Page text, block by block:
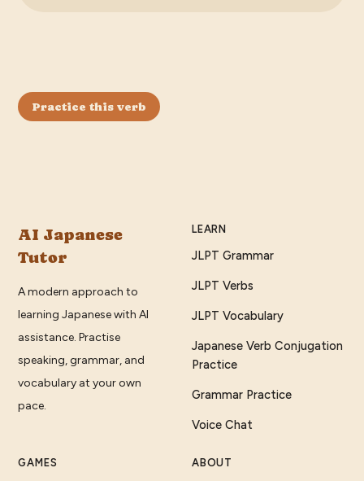
Practice this verb
AI Japanese
Tutor
A modern approach to
learning Japanese with AI
assistance. Practise
speaking, grammar, and
vocabulary at your own
pace.
LEARN
JLPT Grammar
JLPT Verbs
JLPT Vocabulary
Japanese Verb Conjugation
Practice
Grammar Practice
Voice Chat
GAMES ABOUT